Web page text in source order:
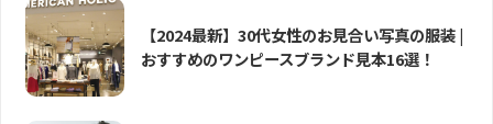
【2024最新】30代女性のお見合い写真の服装 |
おすすめのワンピースブランド見本16選！